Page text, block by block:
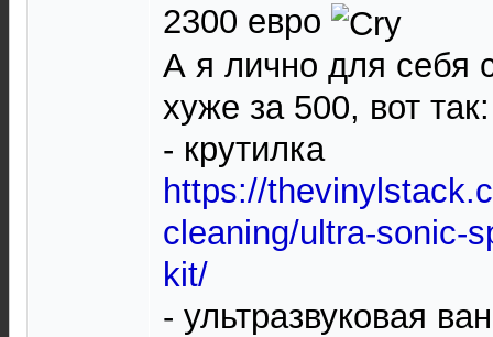
2300 евро
А я лично для себя
хуже за 500, вот так:
- крутилка
https://
cleaning/ultra-sonic-
kit/
- ультразвуковая